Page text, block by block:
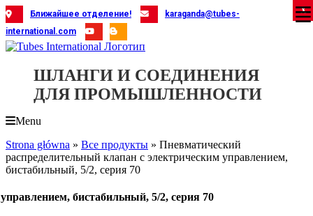
Skip
to
content
Ближайшее отделение!
karaganda@tubes-
international.com
ШЛАНГИ И СОЕДИНЕНИЯ
ДЛЯ ПРОМЫШЛЕННОСТИ
Menu
Strona główna » Все продукты » Пневматический
распределительный клапан с электрическим управлением,
бистабильный, 5/2, серия 70
бистабильный, 5/2, серия 70
X
X
X
X
X
X
X
X
X
X
X
X
X
X
X
X
X
X
X